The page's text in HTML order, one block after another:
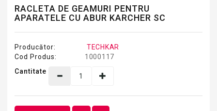
RACLETA DE GEAMURI PENTRU
APARATELE CU ABUR KARCHER SC
Producător:
TECHKAR
Cod Produs:
1000117
Cantitate